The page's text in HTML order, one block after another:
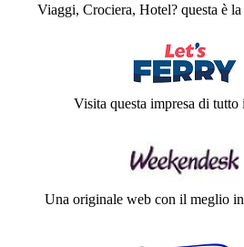
Viaggi, Crociera, Hotel? questa è
Visita questa impresa di
Una originale web con il meglio